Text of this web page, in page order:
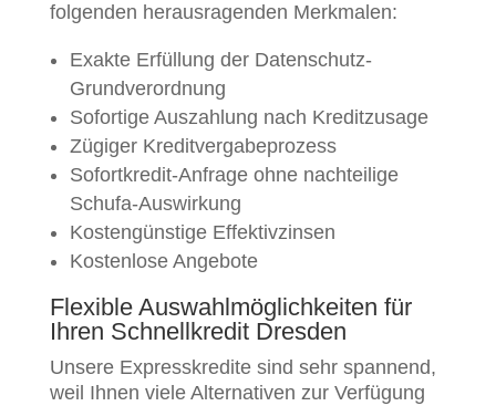
folgenden herausragenden Merkmalen:
Exakte Erfüllung der Datenschutz-
Grundverordnung
Sofortige Auszahlung nach Kreditzusage
Zügiger Kreditvergabeprozess
Sofortkredit-Anfrage ohne nachteilige
Schufa-Auswirkung
Kostengünstige Effektivzinsen
Kostenlose Angebote
Flexible Auswahlmöglichkeiten für
Ihren Schnellkredit Dresden
Unsere Expresskredite sind sehr spannend,
weil Ihnen viele Alternativen zur Verfügung